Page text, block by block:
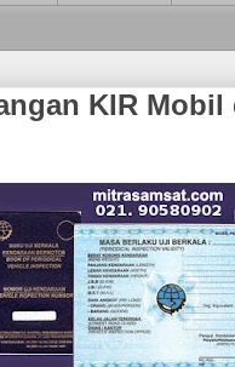
KIR